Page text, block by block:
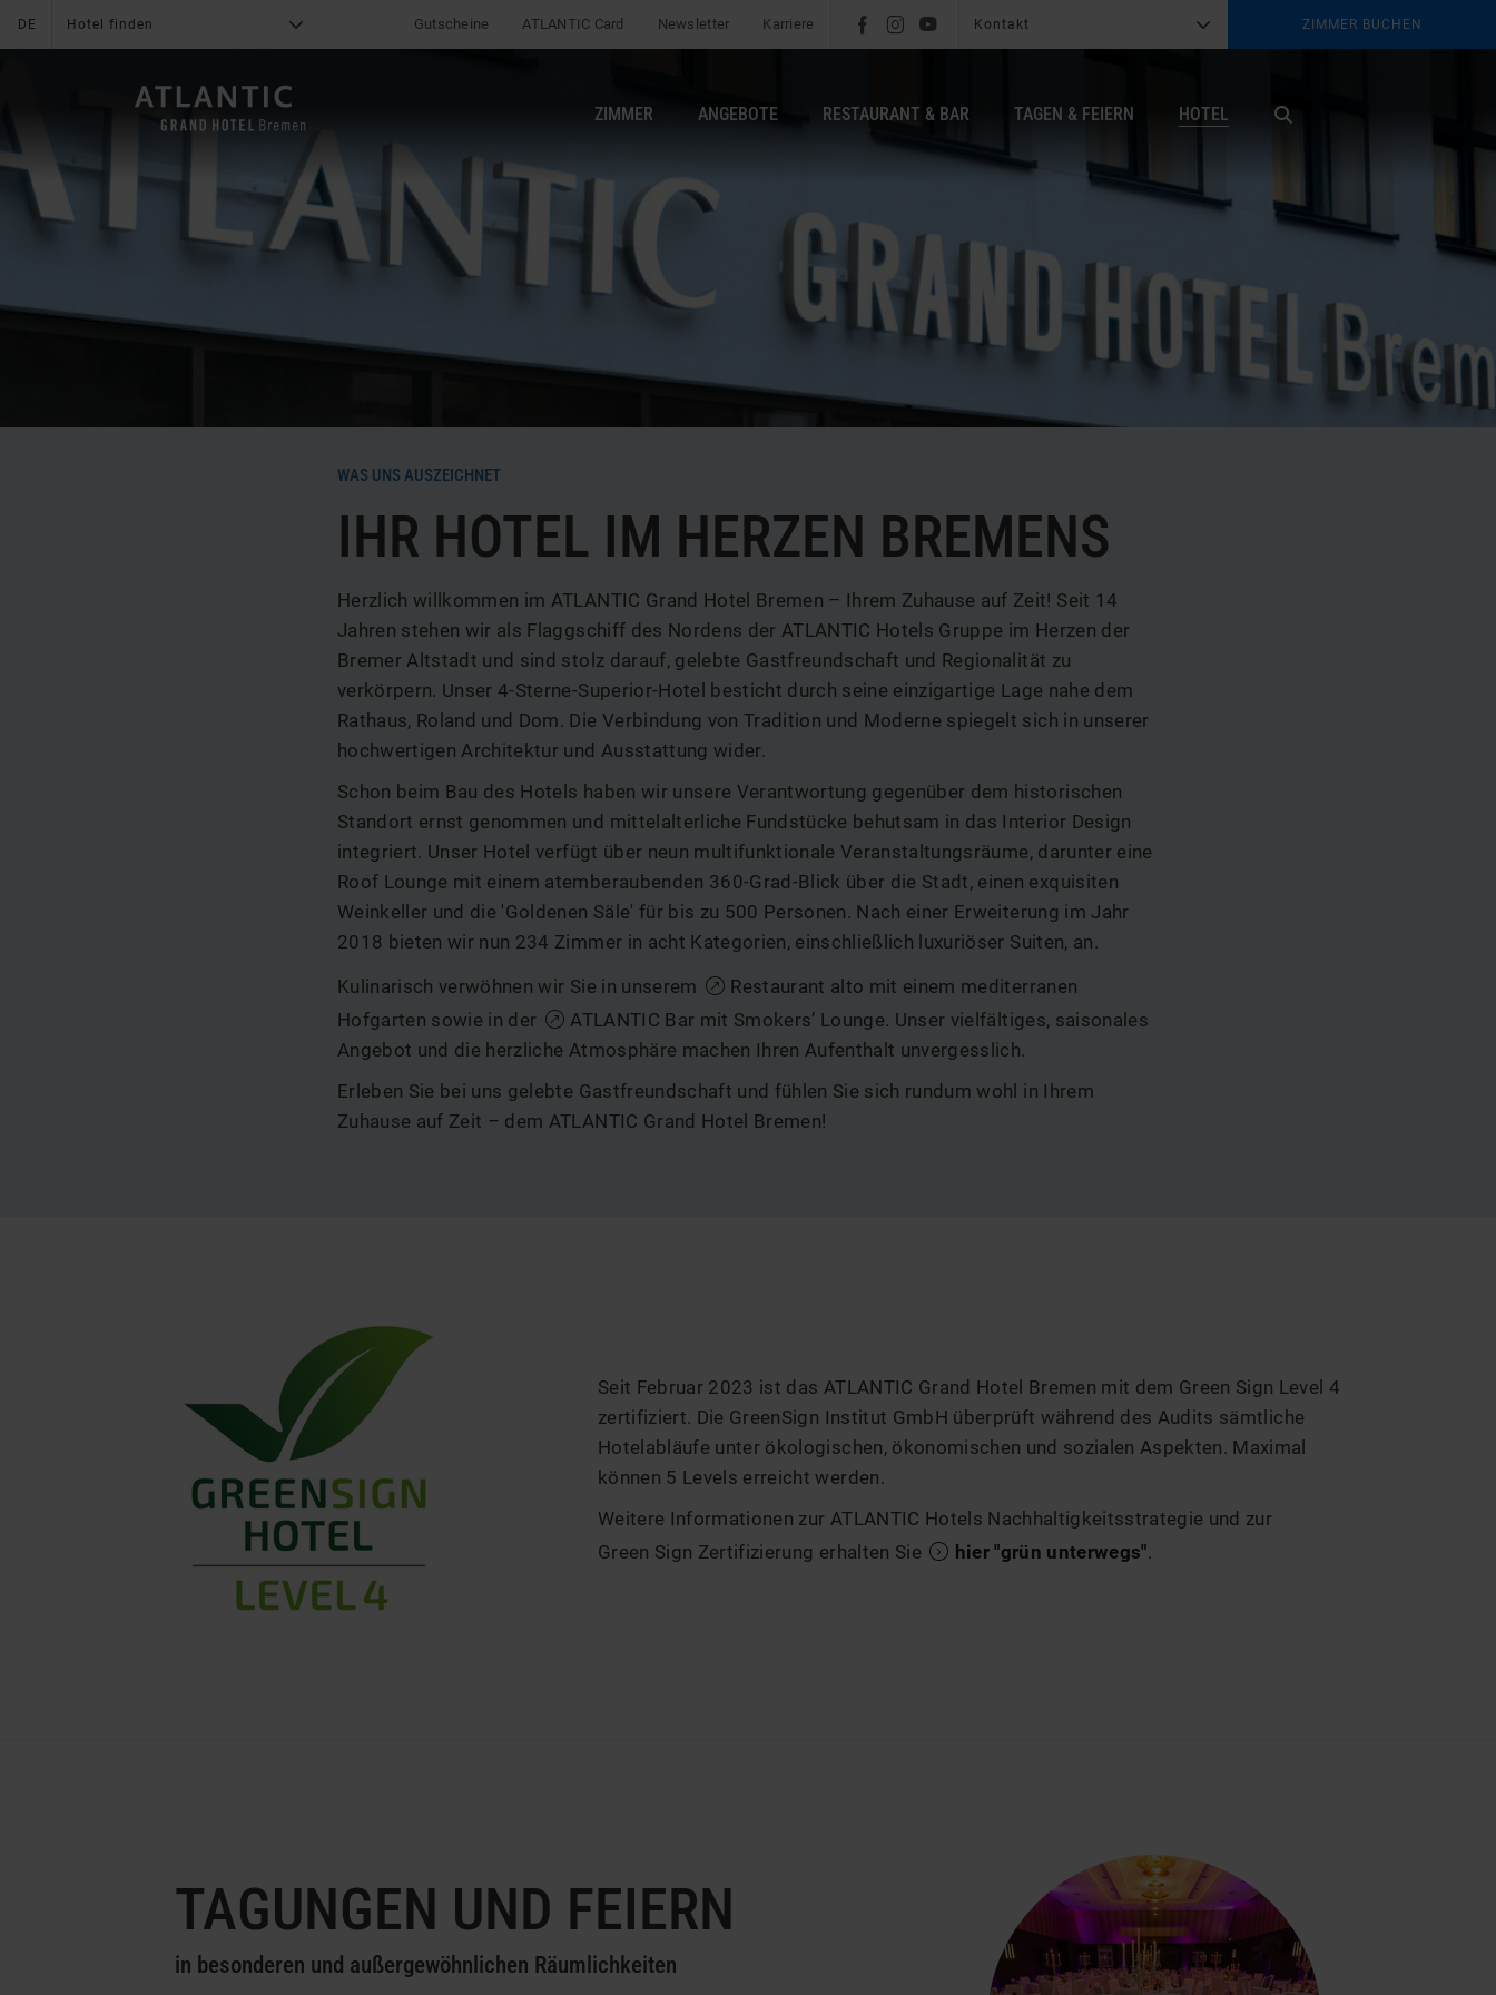
DE Hotel finden G Gutscheine ATLANTIC Card Newsletter Karriere l é m Kontakt G ZIMMER BUCHEN
X b
ZIMMER ANGEBOTE RESTAURANT & BAR TAGEN & FEIERN HOTEL
Serviceleistungen
Familie
News & Aktionen
Bewertungen
Kontakt
X
WAS UNS AUSZEICHNET
IHR HOTEL IM HERZEN BREMENS
Herzlich willkommen im ATLANTIC Grand Hotel Bremen – Ihrem Zuhause auf Zeit! Seit 14
Jahren stehen wir als Flaggschiff des Nordens der ATLANTIC Hotels Gruppe im Herzen der
Bremer Altstadt und sind stolz darauf, gelebte Gastfreundschaft und Regionalität zu
verkörpern. Unser 4-Sterne-Superior-Hotel besticht durch seine einzigartige Lage nahe dem
Rathaus, Roland und Dom. Die Verbindung von Tradition und Moderne spiegelt sich in unserer
hochwertigen Architektur und Ausstattung wider.
Schon beim Bau des Hotels haben wir unsere Verantwortung gegenüber dem historischen
Standort ernst genommen und mittelalterliche Fundstücke behutsam in das Interior Design
integriert. Unser Hotel verfügt über neun multifunktionale Veranstaltungsräume, darunter eine
Roof Lounge mit einem atemberaubenden 360-Grad-Blick über die Stadt, einen exquisiten
Weinkeller und die 'Goldenen Säle' für bis zu 500 Personen. Nach einer Erweiterung im Jahr
2018 bieten wir nun 234 Zimmer in acht Kategorien, einschließlich luxuriöser Suiten, an.
Kulinarisch verwöhnen wir Sie in unserem
Restaurant alto mit einem mediterranen
Hofgarten sowie in der
ATLANTIC Bar mit Smokers’ Lounge. Unser vielfältiges, saisonales
Angebot und die herzliche Atmosphäre machen Ihren Aufenthalt unvergesslich.
Erleben Sie bei uns gelebte Gastfreundschaft und fühlen Sie sich rundum wohl in Ihrem
Zuhause auf Zeit – dem ATLANTIC Grand Hotel Bremen!
Seit Februar 2023 ist das ATLANTIC Grand Hotel Bremen mit dem Green Sign Level 4
zertifiziert. Die GreenSign Institut GmbH überprüft während des Audits sämtliche
Hotelabläufe unter ökologischen, ökonomischen und sozialen Aspekten. Maximal
können 5 Levels erreicht werden.
Weitere Informationen zur ATLANTIC Hotels Nachhaltigkeitsstrategie und zur
Green Sign Zertifizierung erhalten Sie
hier "grün unterwegs".
TAGUNGEN UND FEIERN
in besonderen und außergewöhnlichen Räumlichkeiten